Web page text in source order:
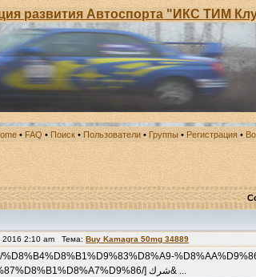
развития Автоспорта "ИКС ТИМ
• FAQ • Поиск • Пользователи • Группы • Регистрация •
2:10 am Тема: Buy Kamagra 50mg 34889
%D8%B4%D8%B1%D9%83%D8%A9-
%D8%A8%D8%A7%D9%84%D8%B8%D9%87%D8%B1%D8%A7%D9%86/] شرك& ...